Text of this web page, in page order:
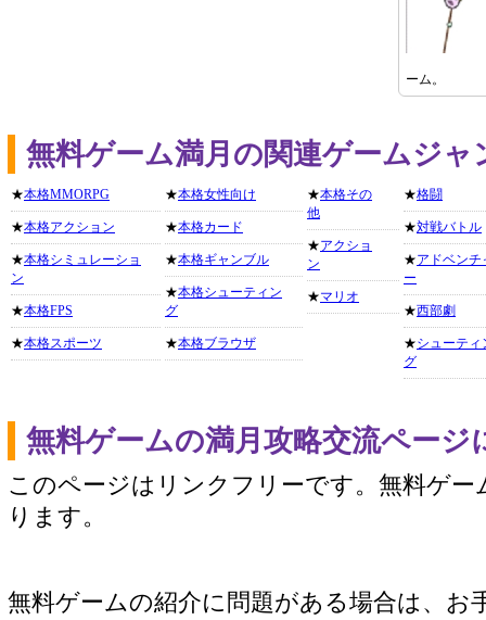
ーム。
無料ゲーム満月の関連ゲームジャ
★本格MMORPG
★本格アクション
★本格シミュレーショ
ン
★本格FPS
★本格スポーツ
★本格女性向け
★本格カード
★本格ギャンブル
★本格シューティン
グ
★本格ブラウザ
★本格その
他
★アクショ
ン
★マリオ
★格闘
★対戦バトル
★アドベンチ
ー
★西部劇
★シューティ
グ
無料ゲームの満月攻略交流ページ
このページはリンクフリーです。無料ゲー
ります。
無料ゲームの紹介に問題がある場合は、お